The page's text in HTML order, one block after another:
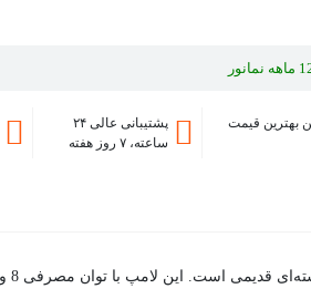
بهترین قیمت
پشتیبانی عالی ۲۴
ساعته، ۷ روز هفته